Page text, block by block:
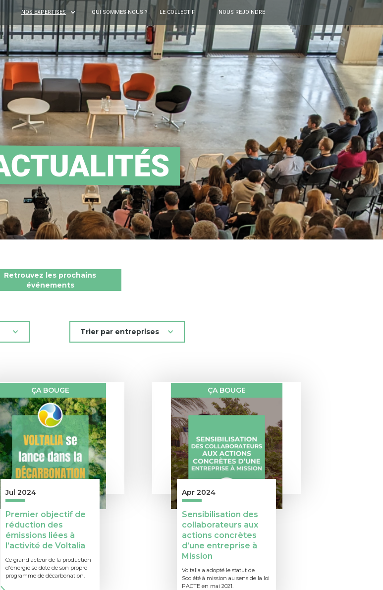
NOS EXPERTISES QUI SOMMES-NOUS ? LE COLLECTIF NOUS REJOINDRE
Retrouvez les prochains
événements
Trier par entreprises
ÇA BOUGE
Jul 2024
Premier objectif de
réduction des
émissions liées à
l’activité de Voltalia
Ce grand acteur de la production
d'énergie se dote de son propre
programme de décarbonation.
ÇA BOUGE
Apr 2024
Sensibilisation des
collaborateurs aux
actions concrètes
d’une entreprise à
Mission
Voltalia a adopté le statut de
Société à mission au sens de la loi
PACTE en mai 2021.